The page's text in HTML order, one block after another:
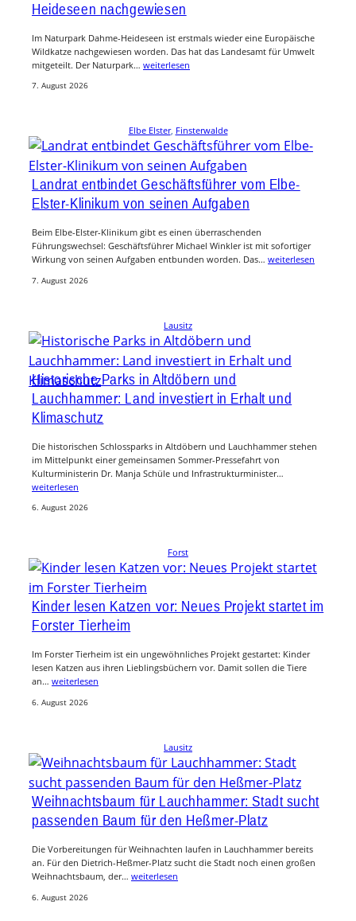
Heideseen nachgewiesen
Im Naturpark Dahme-Heideseen ist erstmals wieder eine Europäische
Wildkatze nachgewiesen worden. Das hat das Landesamt für Umwelt
mitgeteilt. Der Naturpark… weiterlesen
7. August 2026
Elbe Elster, Finsterwalde
Landrat entbindet Geschäftsführer vom Elbe-
Elster-Klinikum von seinen Aufgaben
Beim Elbe-Elster-Klinikum gibt es einen überraschenden
Führungswechsel: Geschäftsführer Michael Winkler ist mit sofortiger
Wirkung von seinen Aufgaben entbunden worden. Das… weiterlesen
7. August 2026
Lausitz
Historische Parks in Altdöbern und
Lauchhammer: Land investiert in Erhalt und
Klimaschutz
Die historischen Schlossparks in Altdöbern und Lauchhammer stehen
im Mittelpunkt einer gemeinsamen Sommer-Pressefahrt von
Kulturministerin Dr. Manja Schüle und Infrastrukturminister…
weiterlesen
6. August 2026
Forst
Kinder lesen Katzen vor: Neues Projekt startet im
Forster Tierheim
Im Forster Tierheim ist ein ungewöhnliches Projekt gestartet: Kinder
lesen Katzen aus ihren Lieblingsbüchern vor. Damit sollen die Tiere
an… weiterlesen
6. August 2026
Lausitz
Weihnachtsbaum für Lauchhammer: Stadt sucht
passenden Baum für den Heßmer-Platz
Die Vorbereitungen für Weihnachten laufen in Lauchhammer bereits
an. Für den Dietrich-Heßmer-Platz sucht die Stadt noch einen großen
Weihnachtsbaum, der… weiterlesen
6. August 2026